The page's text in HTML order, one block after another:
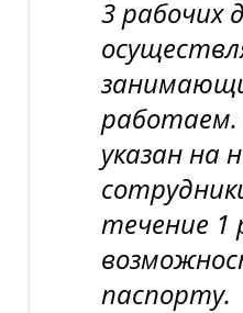
3 рабочих
работаем.
указан на
течение 1
паспорту.